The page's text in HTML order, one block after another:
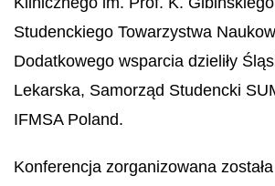
Studenckiego Towarzystwa
Dodatkowego wsparcia dzieliły
Lekarska, Samorząd Studencki
IFMSA Poland.
Konferencja zorganizowana